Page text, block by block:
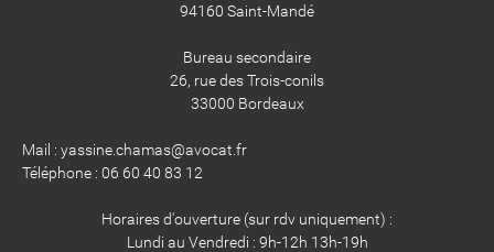
94160 Saint-Mandé
Bureau secondaire
26, rue des Trois-conils
33000 Bordeaux
Mail : yassine.chamas@avocat.fr
Téléphone : 06 60 40 83 12
Horaires d'ouverture (sur rdv uniquement) :
Lundi au Vendredi : 9h-12h 13h-19h